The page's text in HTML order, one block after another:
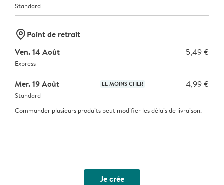
Standard
marker-pinPoint de retrait
Ven. 14 Août
5,49 €
Express
Mer. 19 Août LE MOINS CHER 4,99 €
Standard
Commander plusieurs produits peut modifier les délais de livraison.
Je crée